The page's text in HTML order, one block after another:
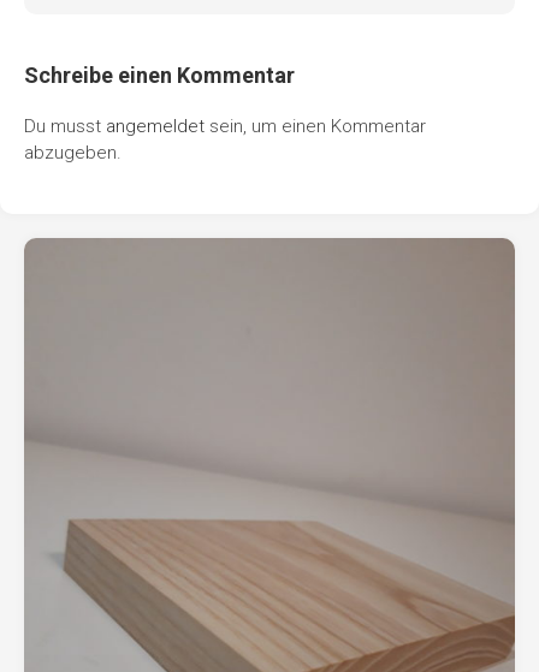
Schreibe einen Kommentar
Du musst angemeldet sein, um einen Kommentar
abzugeben.